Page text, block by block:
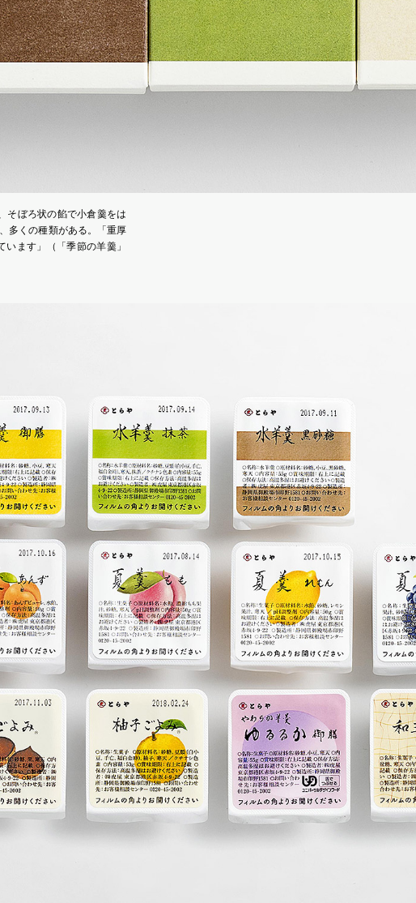
そぼろ状の餡で小倉羹をは
多くの種類がある。「重厚
ます」（「季節の羊羹」